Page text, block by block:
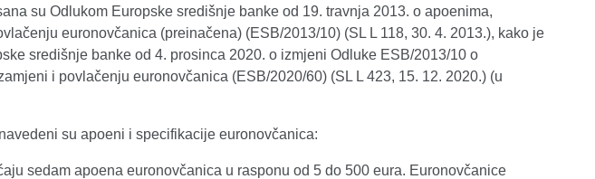
su Odlukom Europske središnje banke od 19. travnja 2013. o apoenima,
euronovčanica (preinačena) (ESB/2013/10) (SL L 118, 30. 4. 2013.), kako je
središnje banke od 4. prosinca 2020. o izmjeni Odluke ESB/2013/10 o
i povlačenju euronovčanica (ESB/2020/60) (SL L 423, 15. 12. 2020.) (u
su apoeni i specifikacije euronovčanica:
sedam apoena euronovčanica u rasponu od 5 do 500 eura. Euronovčanice